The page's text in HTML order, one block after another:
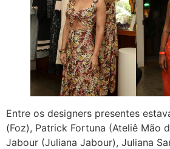
Entre os designers presentes
(Foz), Patrick Fortuna (Ateliê Mão
Jabour (Juliana Jabour), Juliana